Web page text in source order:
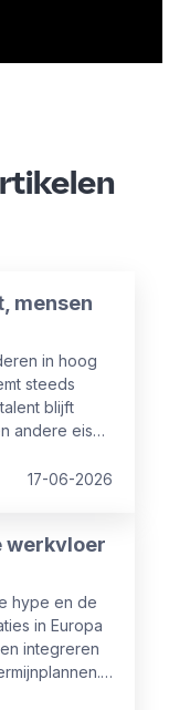
mensen
in hoog
steeds
blijft
andere eisen
verschuiving.
17-06-2026
werkvloer
hype en de
in Europa
integreren